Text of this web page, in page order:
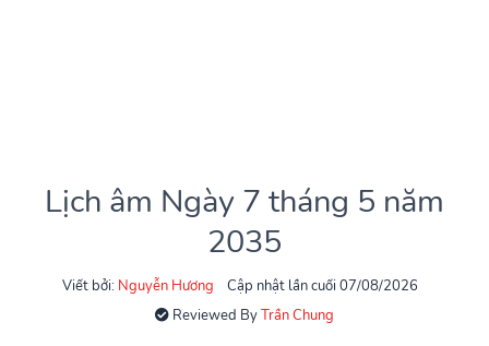
Lịch âm Ngày 7 tháng 5 năm
2035
Viết bởi: Nguyễn Hương
Cập nhật lần cuối 07/08/2026
Reviewed ByTrần Chung